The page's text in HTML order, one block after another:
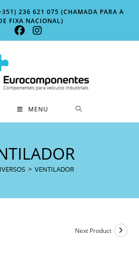
236 621 075 (CHAMADA PARA A
FIXA NACIONAL)
MENU
> VENTILADOR
Next Product